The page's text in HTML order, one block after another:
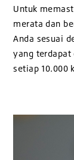
Untuk
merata dan
Anda sesuai
yang terdapat
setiap 10.000